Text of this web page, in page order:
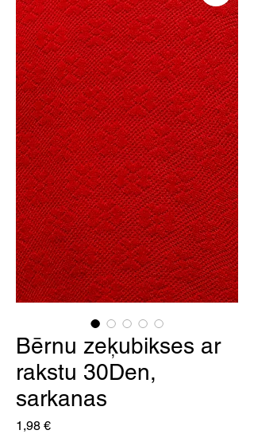
Bērnu zeķubikses ar
rakstu 30Den,
sarkanas
1,98 €Цена